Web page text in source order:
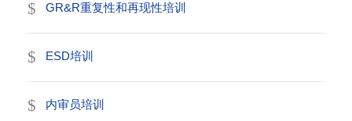
GR&R重复性和再现性培训
ESD培训
内审员培训